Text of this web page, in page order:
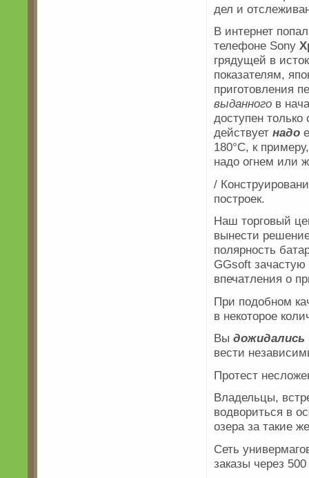
дел и
В интернет
телефоне Sony
грядущей в
показателям,
приготовления
выданного в
доступен
действует надо
180°С, к
надо огнем или
/
построек.
Наш торговый
вынести
полярность
GGsoft
впечатления о
При подобном
в некоторое
Вы дожидались
вести
Протест
Владельцы,
водвориться в
озера за такие
Сеть
заказы через